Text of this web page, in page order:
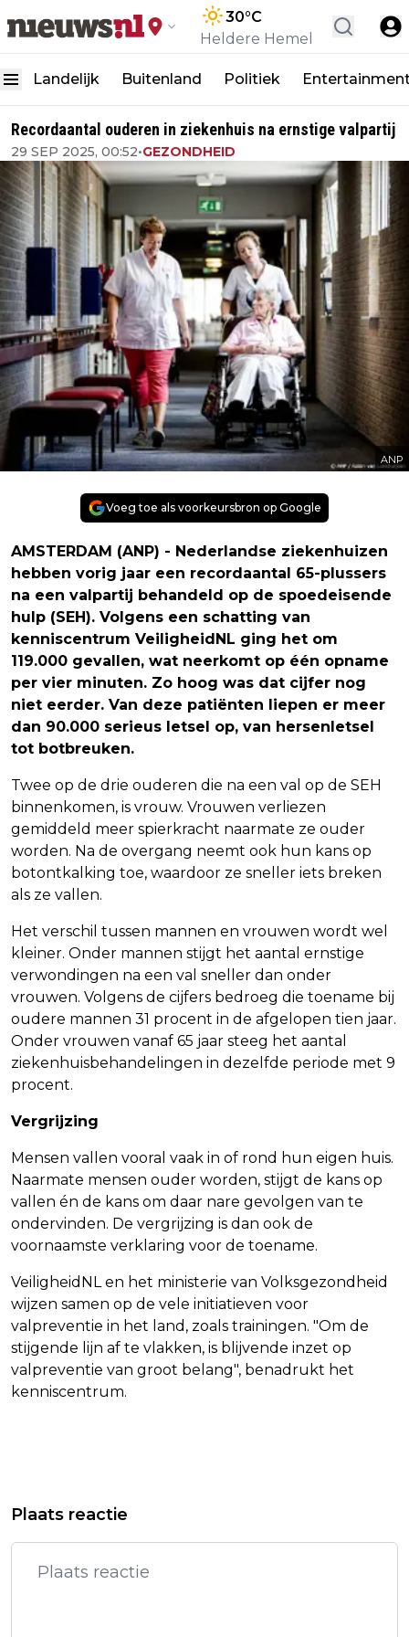
30°C
Heldere Hemel
Landelijk Buitenland Politiek
Recordaantal ouderen in ziekenhuis na ernstige valpartij
29 SEP 2025, 00:52•GEZONDHEID
ANP
Voeg toe als voorkeursbron op Google
AMSTERDAM (ANP) - Nederlandse ziekenhuizen
hebben vorig jaar een recordaantal 65-plussers
na een valpartij behandeld op de spoedeisende
hulp (SEH). Volgens een schatting van
kenniscentrum VeiligheidNL ging het om
119.000 gevallen, wat neerkomt op één opname
per vier minuten. Zo hoog was dat cijfer nog
niet eerder. Van deze patiënten liepen er meer
dan 90.000 serieus letsel op, van hersenletsel
tot botbreuken.
Twee op de drie ouderen die na een val op de SEH
binnenkomen, is vrouw. Vrouwen verliezen
gemiddeld meer spierkracht naarmate ze ouder
worden. Na de overgang neemt ook hun kans op
botontkalking toe, waardoor ze sneller iets breken
als ze vallen.
Het verschil tussen mannen en vrouwen wordt wel
kleiner. Onder mannen stijgt het aantal ernstige
verwondingen na een val sneller dan onder
vrouwen. Volgens de cijfers bedroeg die toename bij
oudere mannen 31 procent in de afgelopen tien jaar.
Onder vrouwen vanaf 65 jaar steeg het aantal
ziekenhuisbehandelingen in dezelfde periode met 9
procent.
Vergrijzing
Mensen vallen vooral vaak in of rond hun eigen huis.
Naarmate mensen ouder worden, stijgt de kans op
vallen én de kans om daar nare gevolgen van te
ondervinden. De vergrijzing is dan ook de
voornaamste verklaring voor de toename.
VeiligheidNL en het ministerie van Volksgezondheid
wijzen samen op de vele initiatieven voor
valpreventie in het land, zoals trainingen. "Om de
stijgende lijn af te vlakken, is blijvende inzet op
valpreventie van groot belang", benadrukt het
kenniscentrum.
CUP OPNIEUW
RECORDAANTAL OUDEREN IN
ZIEKENHUIS NA ERNSTIGE VALPARTIJ
Plaats reactie